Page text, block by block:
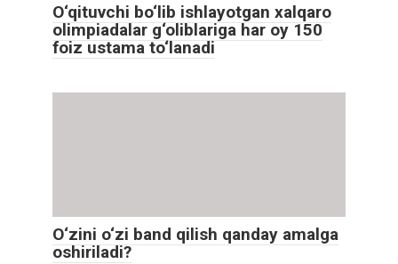
O‘qituvchi bo‘lib ishlayotgan xalqaro
olimpiadalar g‘oliblariga har oy 150
foiz ustama to‘lanadi
O‘zini o‘zi band qilish qanday amalga
oshiriladi?